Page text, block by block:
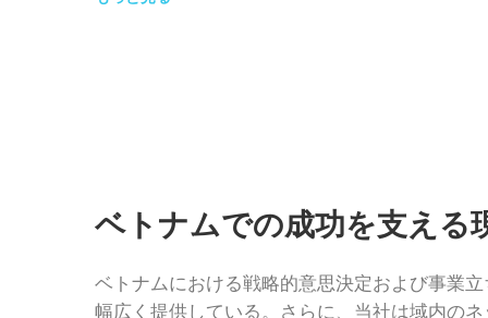
ベトナムでの成功を支える
ベトナムにおける戦略的意思決定および事業
幅広く提供している。さらに、当社は域内の